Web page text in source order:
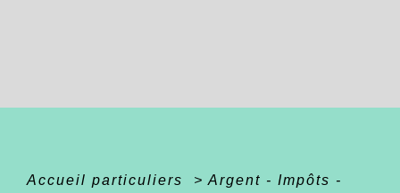
Accueil particuliers > Argent - Impôts -